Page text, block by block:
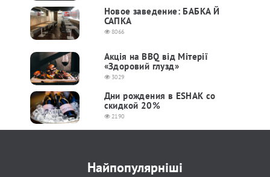
Новое заведение: БАБКА Й
САПКА
8066
Акція на BBQ від Мітерії
«Здоровий глузд»
3029
Дни рождения в ESHAK со
скидкой 20%
2190
Найпопулярніші